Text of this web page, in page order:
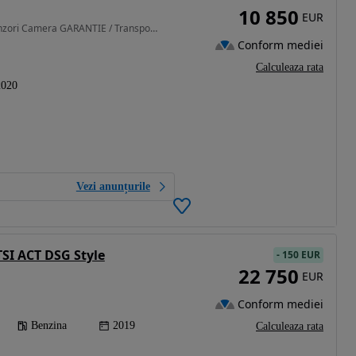
1598 cm3 • 115 CP • Scaune incalzite LED Jante Senzori Camera GARANTIE / Transport gratuit
Vezi anunțurile
10 850 EUR
Conform mediei
Calculeaza rata
ACT DSG Style
Benzina 2019
- 150 EUR
22 750 EUR
Conform mediei
Calculeaza rata